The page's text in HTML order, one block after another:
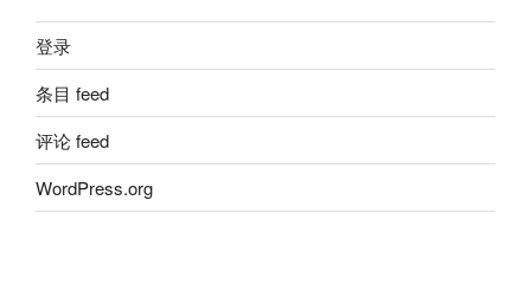
登录
条目 feed
评论 feed
WordPress.org